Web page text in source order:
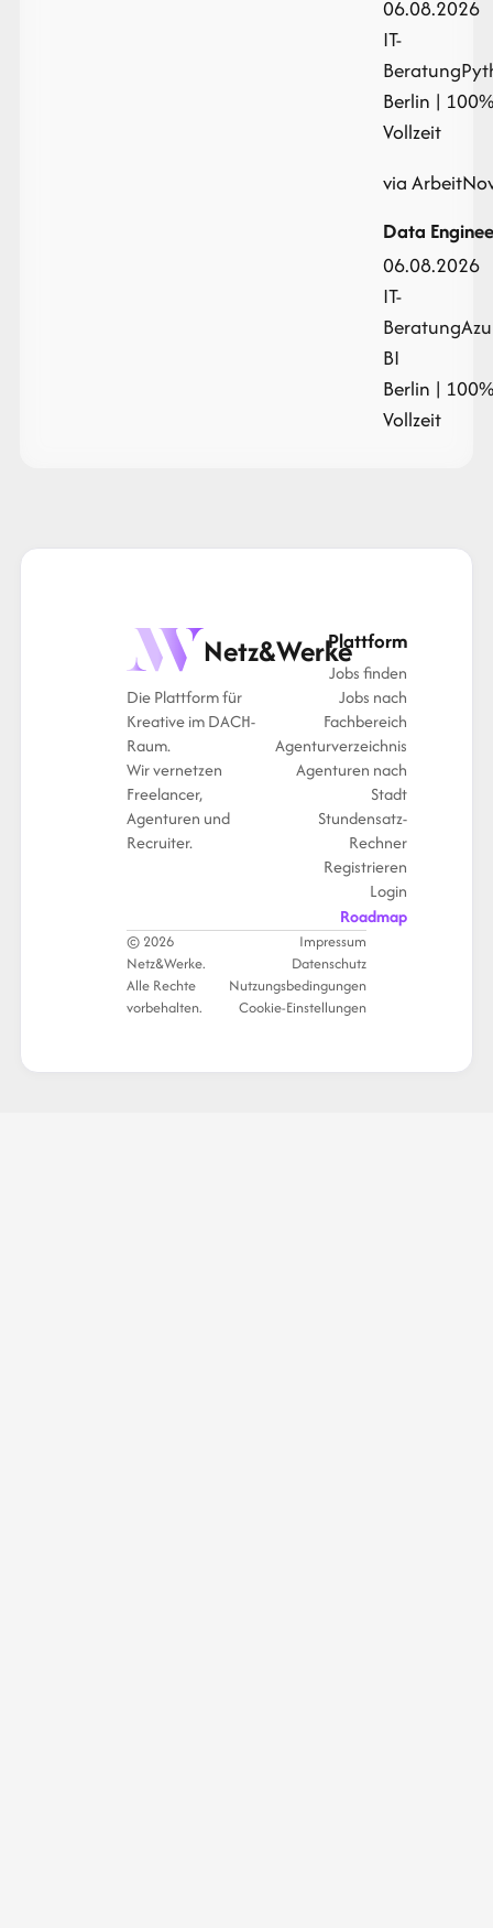
06.08.2026
IT-
Beratung
Berlin |
Vollzeit
via
Data
06.08.2026
IT-
Beratung
BI
Berlin |
Vollzeit
Netz&Werke
Die Plattform für
Kreative im DACH-
Raum.
Wir vernetzen
Freelancer,
Agenturen und
Recruiter.
Plattform
Jobs finden
Jobs nach
Fachbereich
Agenturverzeichnis
Agenturen nach
Stadt
Stundensatz-
Rechner
Registrieren
Login
Roadmap
© 2026
Netz&Werke.
Alle Rechte
vorbehalten.
Impressum
Datenschutz
Nutzungsbedingungen
Cookie-Einstellungen